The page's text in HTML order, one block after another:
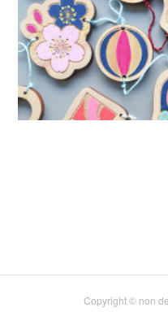
Copyright © non